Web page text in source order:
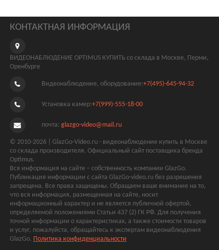
КОНТАКТНАЯ ИНФОРМАЦИЯ
ВИДЕОНАБЛЮДЕНИЕ OPTIMUS КУПИТЬ со склада в Москве, Перми,
Оренбурге
Видеонаблюдение, оборудование:+7(495)-645-94-32
Установка камер:+7(999)-555-18-00
почта: glazgo-video@mail.ru
© 2010-2026 | GlazGo-Video.ru - видеонаблюдение купить в Москве
со склада производителя. Официальный сайт поставщика бренда
Optimus.
Вся информация на сайте – собственность компании GlazGo.
Публикация информации с сайта GlazGo-video.ru без разрешения
запрещена. Все права защищены. Обращаем ваше внимание на то,
что вся информация, размещенная на сайте, носит
информационный характер и не является публичной офертой,
определяемой положениями Статьи 437 (2) ГК РФ. Для получения
точной информации о характеристиках, а также стоимости товаров
и услуг, пожалуйста, обращайтесь к экспертам видеонаблюдения
GlazGo. Политика конфиденциальности